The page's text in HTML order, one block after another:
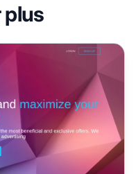
plus